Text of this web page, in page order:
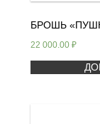
БРОШЬ
22 000.00 ₽